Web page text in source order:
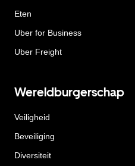
Eten
Uber for Business
Uber Freight
Wereldburgerschap
Veiligheid
Beveiliging
Diversiteit